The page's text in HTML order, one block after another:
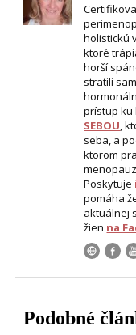
holistickú
ktoré
horší
stratili
prístup ku
SEBOU,
seba, a
ktorom
Poskytuje
pomáha
aktuálnej
žien na
Podobné